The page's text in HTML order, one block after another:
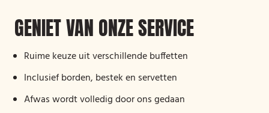
GENIET VAN ONZE SERVICE
Ruime keuze uit verschillende buffetten
Inclusief borden, bestek en servetten
Afwas wordt volledig door ons gedaan